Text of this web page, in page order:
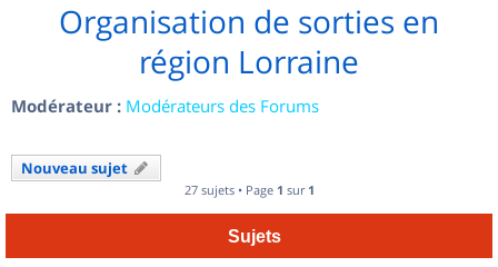
Organisation de sorties en
région Lorraine
Modérateur : Modérateurs des Forums
Nouveau sujet
27 sujets • Page 1 sur 1
Sujets